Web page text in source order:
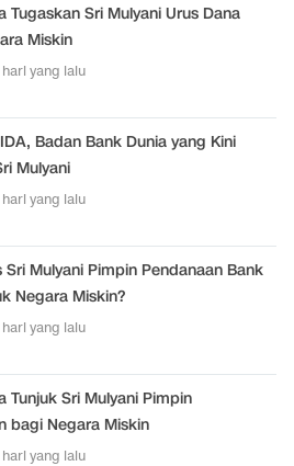
Tugaskan Sri Mulyani Urus Dana
Miskin
yang lalu
Badan Bank Dunia yang Kini
Mulyani
yang lalu
Sri Mulyani Pimpin Pendanaan Bank
Negara Miskin?
hari yang lalu
Tunjuk Sri Mulyani Pimpin
bagi Negara Miskin
hari yang lalu